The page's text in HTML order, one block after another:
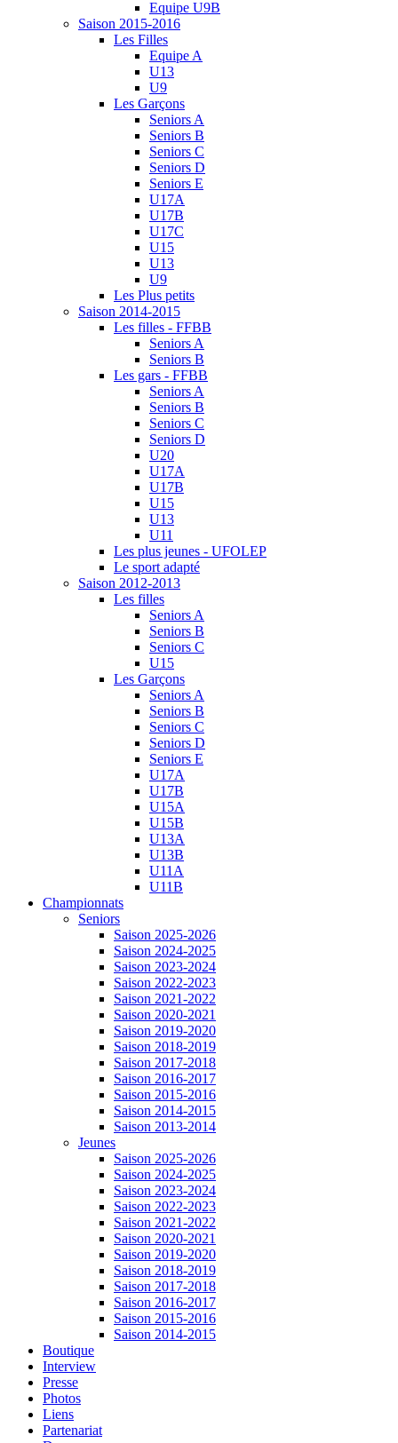
Equipe U9B
Saison 2015-2016
Les Filles
Equipe A
U13
U9
Les Garçons
Seniors A
Seniors B
Seniors C
Seniors D
Seniors E
U17A
U17B
U17C
U15
U13
U9
Les Plus petits
Saison 2014-2015
Les filles - FFBB
Seniors A
Seniors B
Les gars - FFBB
Seniors A
Seniors B
Seniors C
Seniors D
U20
U17A
U17B
U15
U13
U11
Les plus jeunes - UFOLEP
Le sport adapté
Saison 2012-2013
Les filles
Seniors A
Seniors B
Seniors C
U15
Les Garçons
Seniors A
Seniors B
Seniors C
Seniors D
Seniors E
U17A
U17B
U15A
U15B
U13A
U13B
U11A
U11B
Championnats
Seniors
Saison 2025-2026
Saison 2024-2025
Saison 2023-2024
Saison 2022-2023
Saison 2021-2022
Saison 2020-2021
Saison 2019-2020
Saison 2018-2019
Saison 2017-2018
Saison 2016-2017
Saison 2015-2016
Saison 2014-2015
Saison 2013-2014
Jeunes
Saison 2025-2026
Saison 2024-2025
Saison 2023-2024
Saison 2022-2023
Saison 2021-2022
Saison 2020-2021
Saison 2019-2020
Saison 2018-2019
Saison 2017-2018
Saison 2016-2017
Saison 2015-2016
Saison 2014-2015
Boutique
Interview
Presse
Photos
Liens
Partenariat